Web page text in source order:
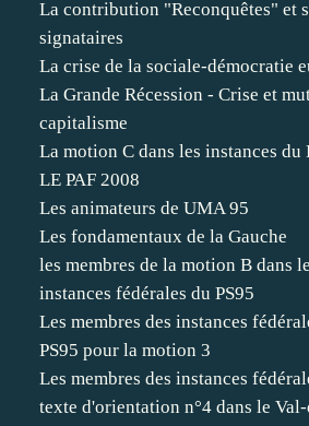
La contribution "Reconquêtes" et
signataires
La crise de la sociale-démocratie
La Grande Récession - Crise et
capitalisme
La motion C dans les instances du
LE PAF 2008
Les animateurs de UMA 95
Les fondamentaux de la Gauche
les membres de la motion B dans
instances fédérales du PS95
Les membres des instances
PS95 pour la motion 3
Les membres des instances
texte d'orientation n°4 dans le